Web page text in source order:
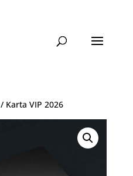
/ Karta VIP 2026